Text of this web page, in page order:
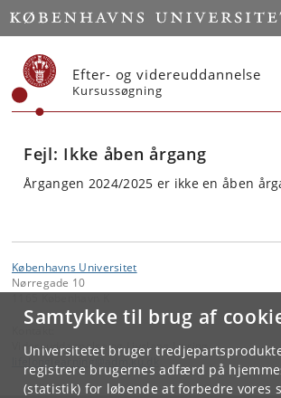
Samtykke til brug af
Universitetet bruger
registrere brugernes adfærd på
(statistik) for løbende at forbedre vores
Start
Efter- og videreuddannelse
Kursussøgning
Fejl: Ikke åben årgang
Årgangen 2024/2025 er ikke en åben
Københavns Universitet
Nørregade 10
Videreuddannelse og Livslang Læring
.ku